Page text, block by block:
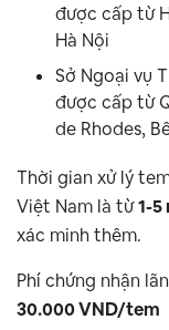
được cấp từ
Hà Nội
Sở Ngoại vụ
được cấp từ
de Rhodes,
Thời gian xử lý
Việt Nam là từ1-5
xác minh thêm.
Phí chứng nhận
30.000 VND/tem